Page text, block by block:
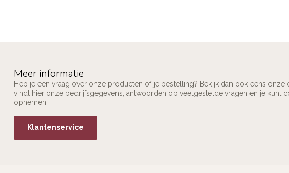
Meer informatie
Heb je een vraag over onze producten of je bestelling? Bekijk dan ook eens onze
vindt hier onze bedrijfsgegevens, antwoorden op veelgestelde vragen en je kunt
opnemen.
Klantenservice